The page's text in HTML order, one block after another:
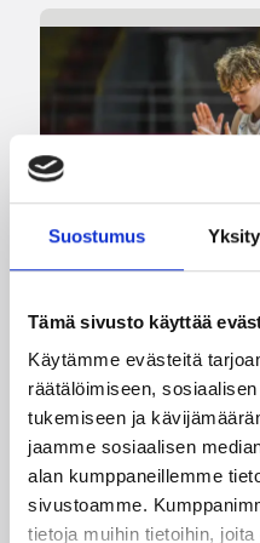
Suostumus
Tämä sivusto käyttää
Käytämme evästeitä
räätälöimiseen,
tukemiseen ja
jaamme sosiaalisen
alan kumppaneillemme
sivustoamme.
tietoja muihin tietoihin,
EM-kilpailut
Suomen 16-
voittivat
kisojen